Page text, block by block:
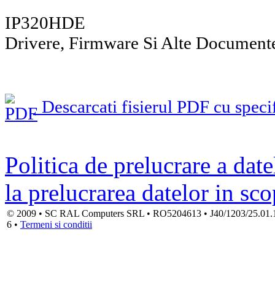
IP320HDE
Drivere, Firmware Si Alte
Descarcati fisierul PDF cu
Politica de prelucrare a
la prelucrarea datelor in
© 2009 • SC RAL Computers SRL • RO5204613 • J40/1203/
6 • Termeni si conditii